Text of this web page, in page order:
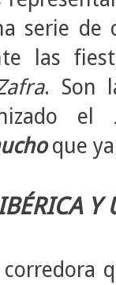
serie de
las
. Son
el
que
Y